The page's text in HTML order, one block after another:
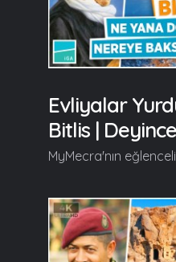
Evliyalar
Bitlis | Deyince